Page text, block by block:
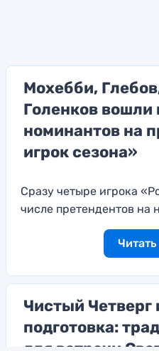
Мохебби,
Голенков вошли
номинантов на
игрок сезона»
Сразу четыре игрока
числе претендентов на
Чистый Четверг
подготовка: